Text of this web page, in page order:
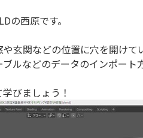
の西原です。
玄関などの位置に穴を開けて
ルなどのデータのインポート
びましょう！